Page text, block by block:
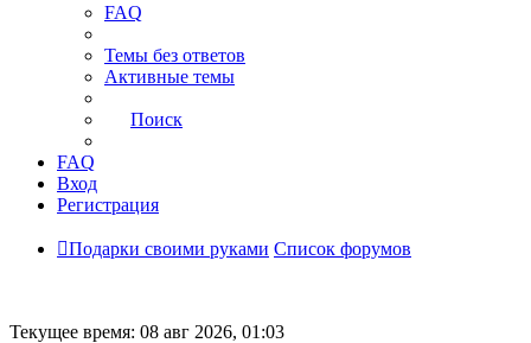
FAQ
Темы без ответов
Активные темы
Поиск
FAQ
Вход
Регистрация
Подарки своими руками Список форумов
Текущее время: 08 авг 2026, 01:03